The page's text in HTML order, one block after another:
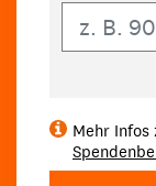
Mehr Infos